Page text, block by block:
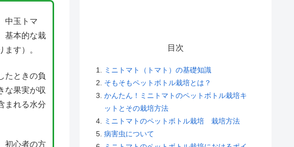
中玉トマ
基本的な栽
す）。
たときの負
な果実が収
まれる水分
初心者の方
目次
ミニトマト（トマト）の基礎知識
そもそもペットボトル栽培とは？
かんたん！ミニトマトのペットボトル栽培キ
ットとその栽培方法
ミニトマトのペットボトル栽培 栽培方法
病害虫について